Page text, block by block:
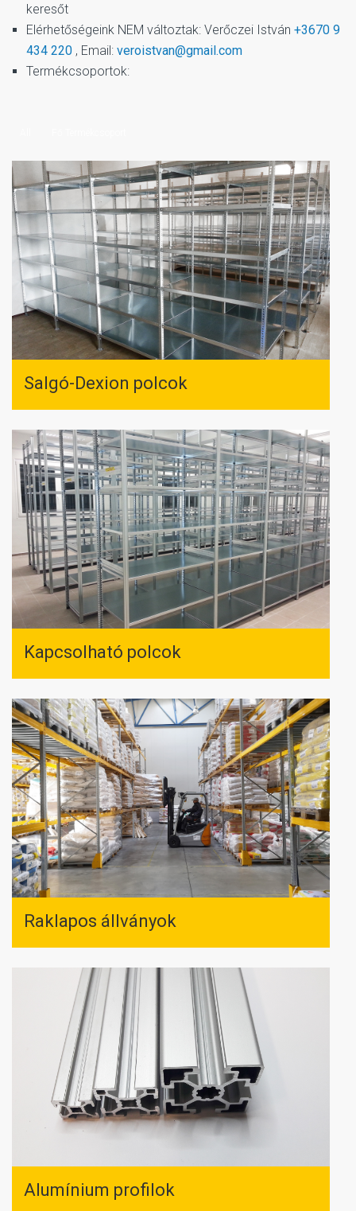
keresőt
Elérhetőségeink NEM változtak: Verőczei István +3670 9
434 220 , Email: veroistvan@gmail.com
Termékcsoportok:
Salgó-Dexion polcok
Kapcsolható polcok
Raklapos állványok
Alumínium profilok